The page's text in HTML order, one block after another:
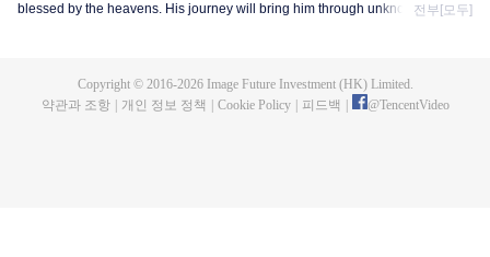
blessed by the heavens. His journey will bring him through unknown lands
전부[모두]
Copyright © 2016-2026Image Future Investment (HK) Limited.
약관과 조항
개인 정보 정책 Cookie Policy 피드백 @TencentVideo